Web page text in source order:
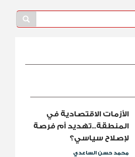
الأزمات الاقتصادية في
المنطقة...تهديد أم فرصة
لإصلاح سياسي؟
محمد حسن الساعدي